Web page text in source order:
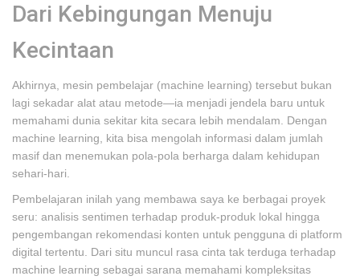
Dari Kebingungan Menuju
Kecintaan
Akhirnya, mesin pembelajar (machine learning) tersebut bukan
lagi sekadar alat atau metode—ia menjadi jendela baru untuk
memahami dunia sekitar kita secara lebih mendalam. Dengan
machine learning, kita bisa mengolah informasi dalam jumlah
masif dan menemukan pola-pola berharga dalam kehidupan
sehari-hari.
Pembelajaran inilah yang membawa saya ke berbagai proyek
seru: analisis sentimen terhadap produk-produk lokal hingga
pengembangan rekomendasi konten untuk pengguna di platform
digital tertentu. Dari situ muncul rasa cinta tak terduga terhadap
machine learning sebagai sarana memahami kompleksitas